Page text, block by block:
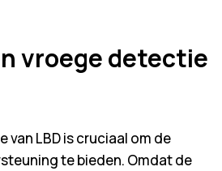
vroege detectie
van LBD is cruciaal om de
te bieden. Omdat de